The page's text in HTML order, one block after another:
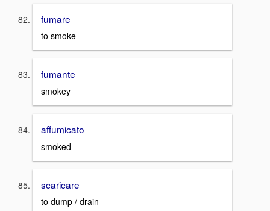
fumare
to smoke
fumante
smokey
affumicato
smoked
scaricare
to dump / drain